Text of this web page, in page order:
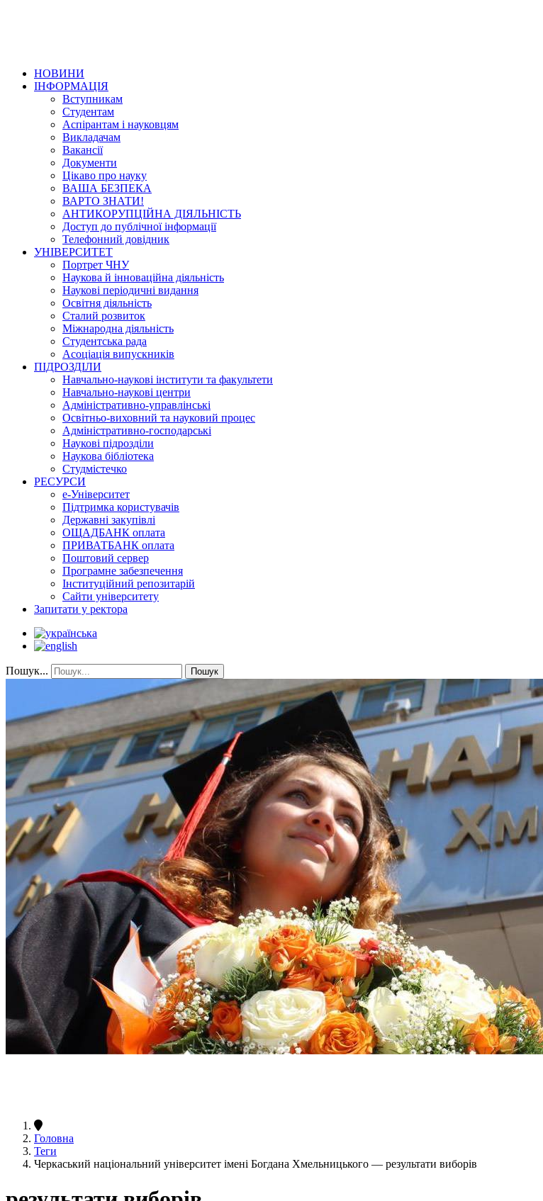
НОВИНИ
ІНФОРМАЦІЯ
Вступникам
Студентам
Аспірантам і науковцям
Викладачам
Вакансії
Документи
Цікаво про науку
ВАША БЕЗПЕКА
ВАРТО ЗНАТИ!
АНТИКОРУПЦІЙНА ДІЯЛЬНІСТЬ
Доступ до публічної інформації
Телефонний довідник
УНІВЕРСИТЕТ
Портрет ЧНУ
Наукова й інноваційна діяльність
Наукові періодичні видання
Освітня діяльність
Сталий розвиток
Міжнародна діяльність
Студентська рада
Асоціація випускників
ПІДРОЗДІЛИ
Навчально-наукові інститути та факультети
Навчально-наукові центри
Адміністративно-управлінські
Освітньо-виховний та науковий процес
Адміністративно-господарські
Наукові підрозділи
Наукова бібліотека
Студмістечко
РЕСУРСИ
е-Університет
Підтримка користувачів
Державні закупівлі
ОЩАДБАНК оплата
ПРИВАТБАНК оплата
Поштовий сервер
Програмне забезпечення
Інституційний репозитарій
Сайти університету
Запитати у ректора
Пошук... Пошук
Головна
Теги
Черкаський національний університет імені Богдана Хмельницького — результати виборів